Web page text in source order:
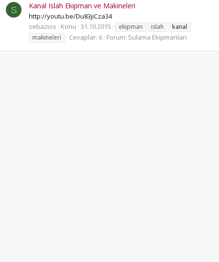
S Kanal Islah Ekipman ve Makineleri
http://youtu.be/Du83jiCza34
sebazios
Konu 31.10.2015 ekipman islah
kanal
makineleri
Cevaplar: 6 Forum: Sulama Ekipmanları